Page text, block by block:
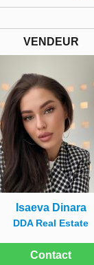
VENDEUR
Isaeva Dinara
DDA Real Estate
Contact